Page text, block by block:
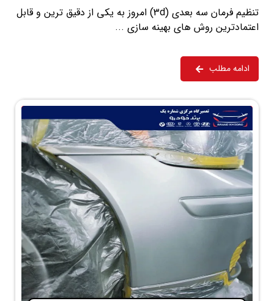
تنظیم فرمان سه بعدی (3d) امروز به یکی از دقیق ترین و قابل
اعتمادترین روش های بهینه سازی ...
ادامه مطلب